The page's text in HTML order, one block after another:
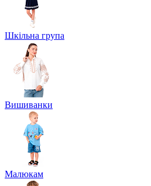
Шкільна група
Вишиванки
Малюкам